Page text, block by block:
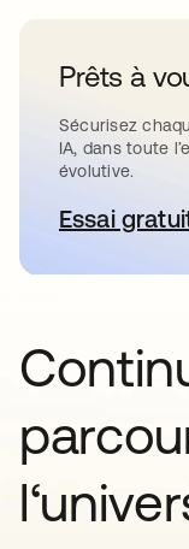
Prêts à
Sécurisez
IA, dans toute
évolutive.
Essai